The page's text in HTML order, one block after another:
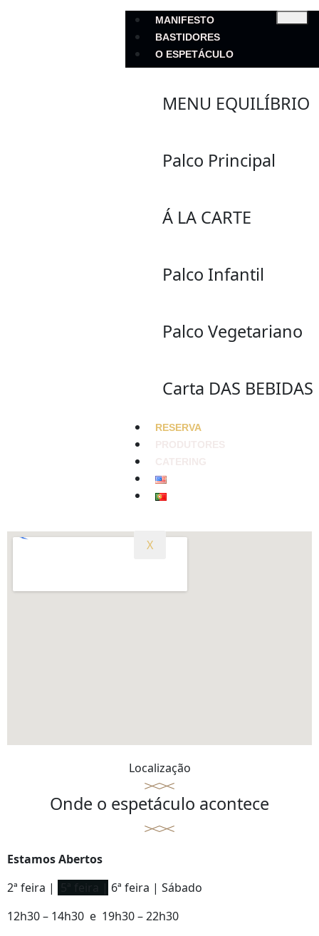
MANIFESTO
BASTIDORES
O ESPETÁCULO
MENU EQUILÍBRIO
Palco Principal
Á LA CARTE
Palco Infantil
Palco Vegetariano
Carta DAS BEBIDAS
RESERVA
X
Localização
Onde o espetáculo acontece
Estamos Abertos
2ª feira |
6ª feira | Sábado
12h30 – 14h30 e 19h30 – 22h30